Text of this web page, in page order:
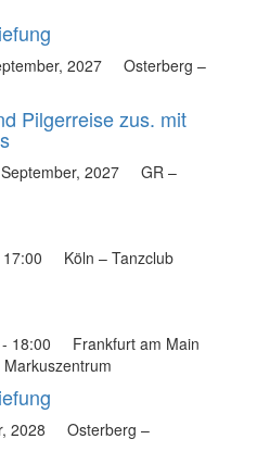
2027
Osterberg –
Pilgerreise zus. mit
2027
GR –
17:00
Köln – Tanzclub
- 18:00
Frankfurt am Main
2028
Osterberg –